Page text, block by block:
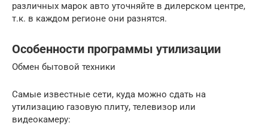
различных марок авто уточняйте в дилерском центре,
т.к. в каждом регионе они разнятся.
Особенности программы утилизации
Обмен бытовой техники
Самые известные сети, куда можно сдать на
утилизацию газовую плиту, телевизор или
видеокамеру: